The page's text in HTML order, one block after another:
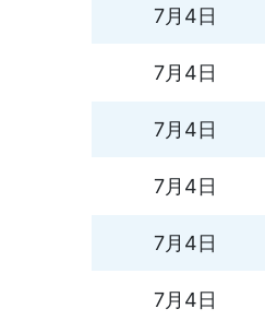
7月4日
7月4日
7月4日
7月4日
7月4日
7月4日